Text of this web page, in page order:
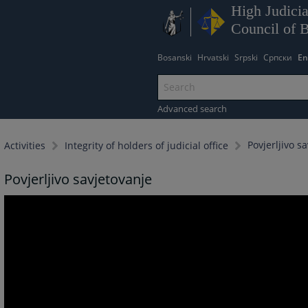
High
Council of
Bosanski Hrvatski Srpski Српски
Advanced search
Activities Integrity of holders of judicial office Povjerljivo
Povjerljivo savjetovanje